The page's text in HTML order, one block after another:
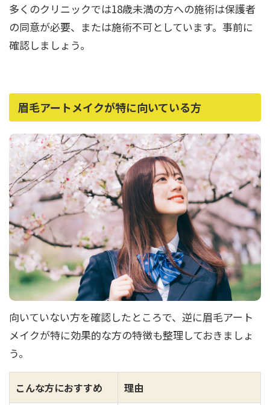
多くのクリニックでは18歳未満の方への施術は保護者
の同意が必要、または施術不可としています。事前に
確認しましょう。
眉毛アートメイクが特に向いている方
向いていない方を確認したところで、逆に眉毛アート
メイクが特に効果的な方の特徴も整理しておきましょ
う。
こんな方におすすめ 理由